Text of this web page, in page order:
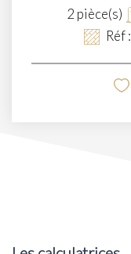
2 pièce(s)
Réf :